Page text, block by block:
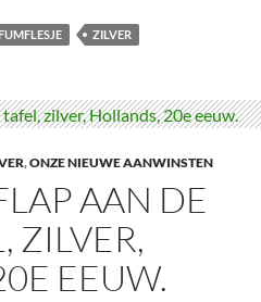
ZILVER
,ONZE NIEUWE AANWINSTEN
AAN DE
ZILVER,
EEUW.